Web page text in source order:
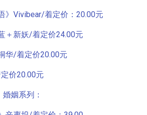
》Vivibear/着定价：20.00元
＋新妖/着定价24.00元
华/着定价20.00元
价20.00元
姻系列：